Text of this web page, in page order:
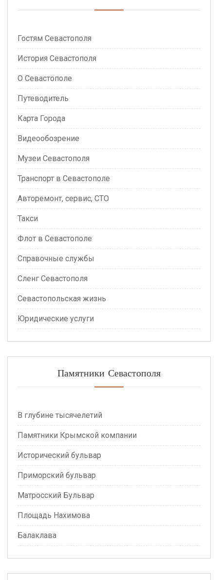
Гостям Севастополя
История Севастополя
О Севастополе
Путеводитель
Карта Города
Видеообозрение
Музеи Севастополя
Транспорт в Севастополе
Авторемонт, сервис, СТО
Такси
Флот в Севастополе
Справочные службы
Сленг Севастополя
Севастопольская жизнь
Юридические услуги
Памятники Севастополя
В глубине тысячелетий
Памятники Крымской компании
Исторический бульвар
Приморский бульвар
Матросский Бульвар
Площадь Нахимова
Балаклава